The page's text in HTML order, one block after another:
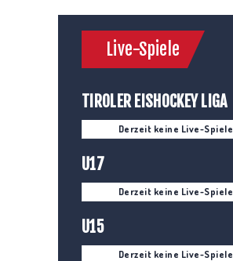
Live-Spiele
TIROLER EISHOCKEY LIGA
Derzeit keine Live-Spiele
U17
Derzeit keine Live-Spiele
U15
Derzeit keine Live-Spiele